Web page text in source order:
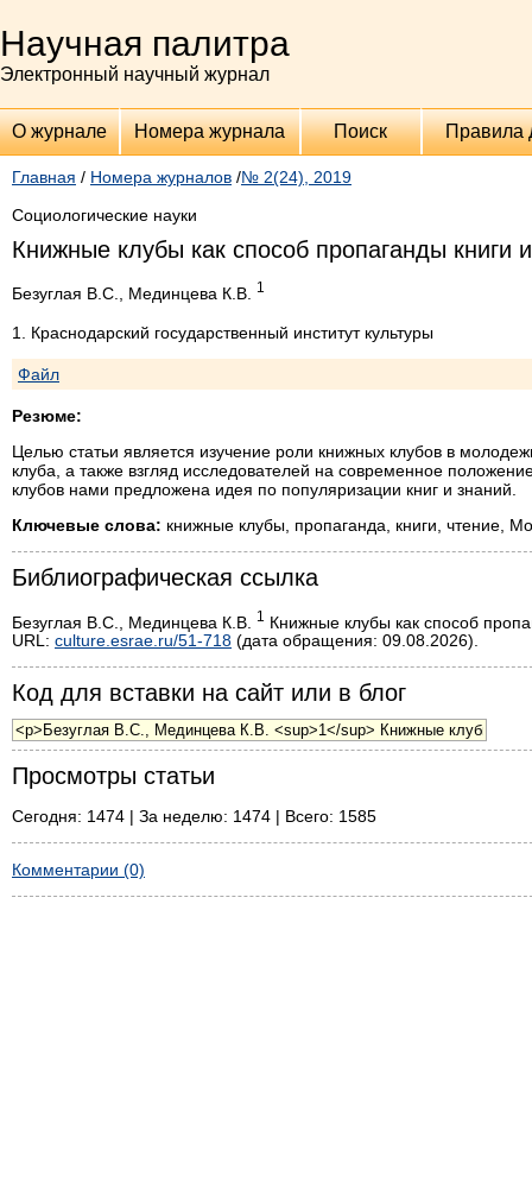
Научная палитра
Электронный научный журнал
О журнале Номера журнала Поиск Правила
Главная / Номера журналов /№ 2(24), 2019
Социологические науки
Книжные клубы как способ пропаганды книги
Безуглая В.С., Мединцева К.В. 1
1. Краснодарский государственный институт культуры
Файл
Резюме:
Целью статьи является изучение роли книжных клубов в
клуба, а также взгляд исследователей на современное
клубов нами предложена идея по популяризации книг и знаний.
Ключевые слова: книжные клубы, пропаганда, книги, чтение,
Библиографическая ссылка
Безуглая В.С., Мединцева К.В. 1
Книжные клубы как способ
URL: culture.esrae.ru/51-718 (дата обращения: 09.08.2026).
Код для вставки на сайт или в блог
Просмотры статьи
Сегодня: 1474 | За неделю: 1474 | Всего: 1585
Комментарии (0)